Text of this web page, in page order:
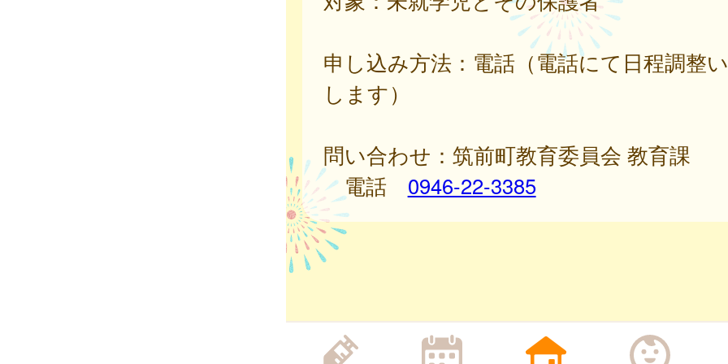
申し込み方法：電話（電話にて日程調整
します）
問い合わせ：筑前町教育委員会 教育課
電話 0946-22-3385